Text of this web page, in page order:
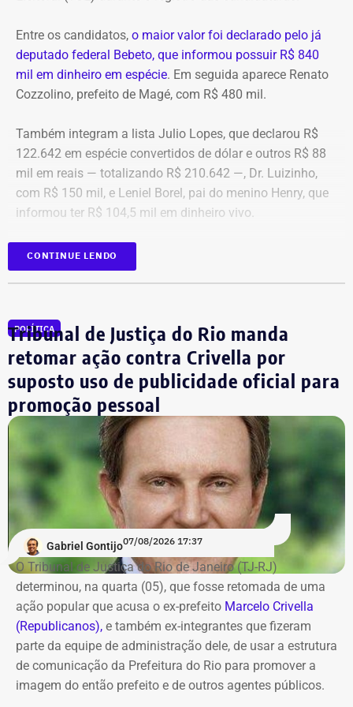
Entre os candidatos, o maior valor foi declarado pelo já
deputado federal Bebeto, que informou possuir R$ 840
mil em dinheiro em espécie. Em seguida aparece Renato
Cozzolino, prefeito de Magé, com R$ 480 mil.
Também integram a lista Julio Lopes, que declarou R$
122.642 em espécie convertidos de dólar e outros R$ 88
mil em reais — totalizando R$ 210.642 —, Dr. Luizinho,
com R$ 150 mil, e Leniel Borel, pai do menino Henry, que
informou ter R$ 104,5 mil em dinheiro vivo.
Candidato
Bebeto
Dr. Luizinho
R$ 150.000,00
Leniel Borel
R$ 104.500,00
*Valor correspondente à soma de R$ 122.642,00 em espécie
convertidos de dólar e R$ 88.000,00 em reais declarados em dinheiro
Os dados são públicos e ficam disponíveis para consulta
no sistema DivulgaCandContas, do TSE.
CONTINUE LENDO
POLÍTICA
Tribunal de Justiça do Rio manda
retomar ação contra Crivella por
suposto uso de publicidade oficial para
promoção pessoal
Gabriel Gontijo07/08/2026 17:37
O Tribunal de Justiça do Rio de Janeiro (TJ-RJ)
determinou, na quarta (05), que fosse retomada de uma
ação popular que acusa o ex-prefeito Marcelo Crivella
(Republicanos), e também ex-integrantes que fizeram
parte da equipe de administração dele, de usar a estrutura
de comunicação da Prefeitura do Rio para promover a
imagem do então prefeito e de outros agentes públicos.